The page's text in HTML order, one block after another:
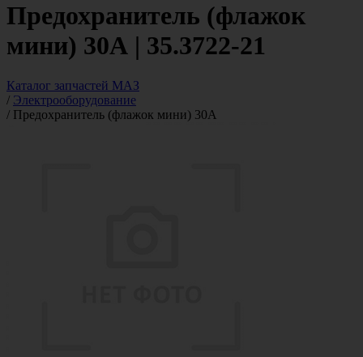
Предохранитель (флажок
мини) 30А | 35.3722-21
Каталог запчастей МАЗ
/ Электрооборудование
/ Предохранитель (флажок мини) 30А